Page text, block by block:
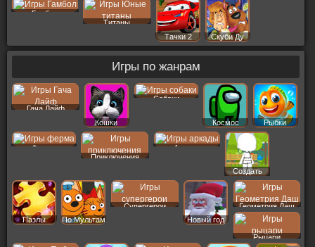
Гамбол
Титаны
Тачки 2
Скуби Ду
Игры по жанрам
Гача Лайф
Кошки
Собаки
Космос Рыбки
Ферма
Приключения
Аркады
Создать
Пер
Пазлы По Мультам
Супергерои
Новый год
Геометрия Даш
Рыцари